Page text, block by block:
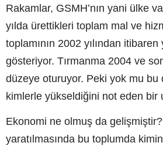
Rakamlar, GSMH’nın yani ülke
yılda ürettikleri toplam mal ve
toplamının 2002 yılından
gösteriyor. Tırmanma 2004 ve
düzeye oturuyor. Peki yok mu bu
kimlerle yükseldiğini not eden bir
Ekonomi ne olmuş da
yaratılmasında bu toplumda